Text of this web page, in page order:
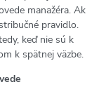
manažéra. Ak
pravidlo.
keď nie sú k
k spätnej väzbe.